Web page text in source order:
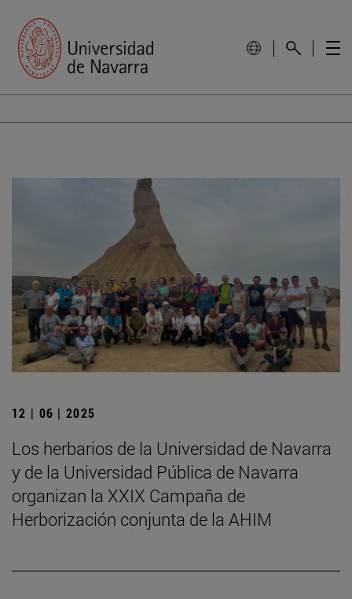
12 | 06 | 2025
Los herbarios de la Universidad de Navarra
y de la Universidad Pública de Navarra
organizan la XXIX Campaña de
Herborización conjunta de la AHIM